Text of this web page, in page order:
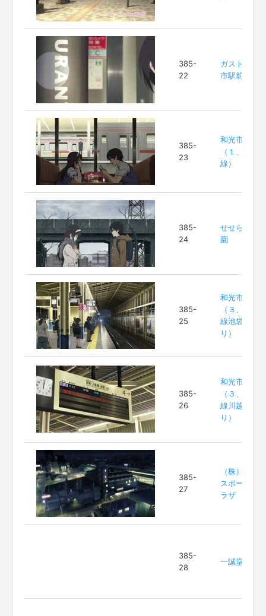
385-
22
ガスト和光
市駅前店
385-
23
和光市駅
（１、２番
線）
385-
24
せせらぎ公
園
385-
25
和光市駅
（３、４番
線池袋寄
り）
385-
26
和光市駅
（３、４番
線川越寄
り）
385-
27
（株）明治
スポーツプ
ラザ
385-
28
一誠堂書店